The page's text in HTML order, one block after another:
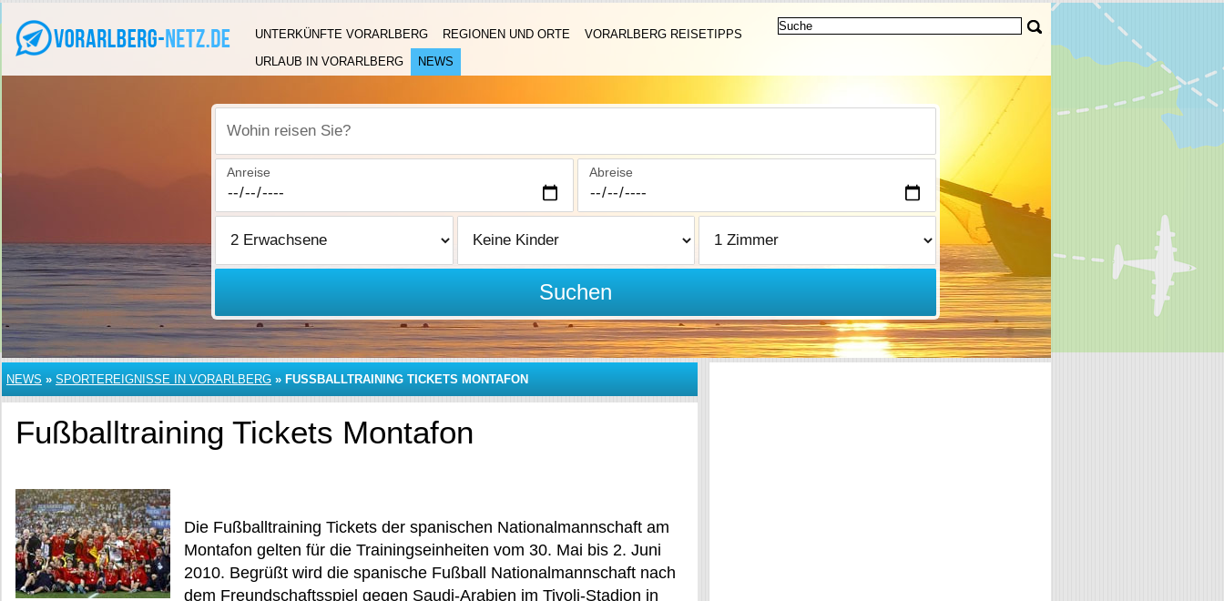
UNTERKÜNFTE VORARLBERG REGIONEN UND ORTE
VORARLBERG REISETIPPS
URLAUB IN VORARLBERG
NEWS
Wohin reisen Sie?
Anreise Abreise
Suchen
NEWS » SPORTEREIGNISSE IN VORARLBERG » FUSSBALLTRAINING TICKETS MONTAFON
Fußballtraining Tickets Montafon
Die Fußballtraining Tickets der spanischen Nationalmannschaft am
Montafon gelten für die Trainingseinheiten vom 30. Mai bis 2. Juni
2010. Begrüßt wird die spanische Fußball Nationalmannschaft nach
dem Freundschaftsspiel gegen Saudi-Arabien im Tivoli-Stadion in